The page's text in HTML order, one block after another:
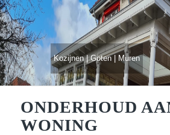
Kozijnen | Goten | Muren
ONDERHOUD
WONING